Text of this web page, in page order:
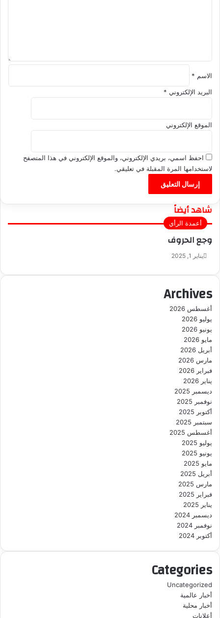
الاسم *
البريد الإلكتروني *
الموقع الإلكتروني
احفظ اسمي، بريدي الإلكتروني، والموقع الإلكتروني في هذا المتصفح
لاستخدامها المرة المقبلة في تعليقي.
شاهد أيضاً
إ
ل
أعمدة الرأي
وجع الحروف
يناير 1, 2025
Archives
أغسطس 2026
يوليو 2026
يونيو 2026
مايو 2026
أبريل 2026
مارس 2026
فبراير 2026
يناير 2026
ديسمبر 2025
نوفمبر 2025
أكتوبر 2025
سبتمبر 2025
أغسطس 2025
يوليو 2025
يونيو 2025
مايو 2025
أبريل 2025
مارس 2025
فبراير 2025
يناير 2025
ديسمبر 2024
نوفمبر 2024
أكتوبر 2024
Categories
Uncategorized
أخبار عالمية
أخبار محلية
أعلانات